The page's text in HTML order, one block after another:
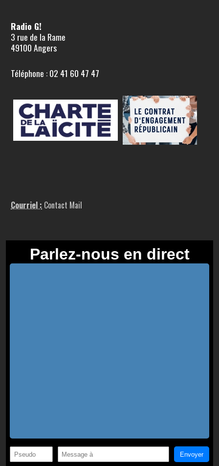
Radio G!
3 rue de la Rame
49100 Angers
Téléphone : 02 41 60 47 47
Courriel : Contact Mail